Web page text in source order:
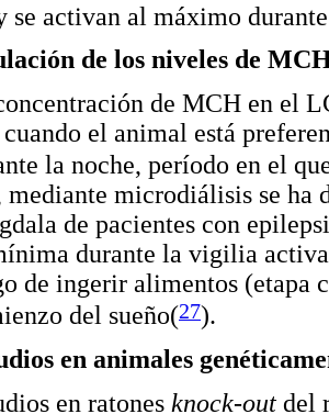
se activan al máximo
de los niveles de
de MCH en el
el animal está
la noche, período en el
mediante microdiálisis se ha
de pacientes con
durante la vigilia
de ingerir alimentos (etapa
del sueño(27).
en animales
en ratones knock-out del